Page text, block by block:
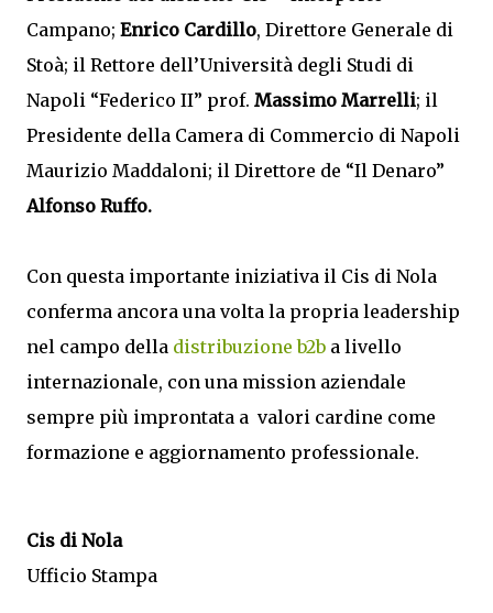
Campano; Enrico Cardillo, Direttore Generale di
Stoà; il Rettore dell’Università degli Studi di
Napoli “Federico II” prof. Massimo Marrelli; il
Presidente della Camera di Commercio di Napoli
Maurizio Maddaloni; il Direttore de “Il Denaro”
Alfonso Ruffo.
Con questa importante iniziativa il Cis di Nola
conferma ancora una volta la propria leadership
nel campo della distribuzione b2b a livello
internazionale, con una mission aziendale
sempre più improntata a valori cardine come
formazione e aggiornamento professionale.
Cis di Nola
Ufficio Stampa